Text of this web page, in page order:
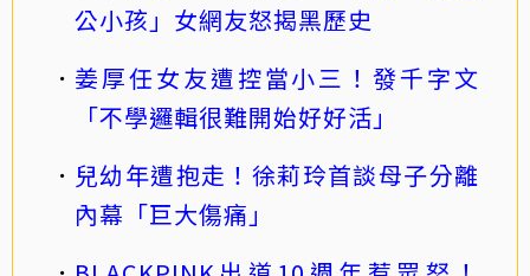
公小孩」女網友怒揭黑歷史
姜厚任女友遭控當小三！發千字文
「不學邏輯很難開始好好活」
兒幼年遭抱走！徐莉玲首談母子分離
內幕「巨大傷痛」